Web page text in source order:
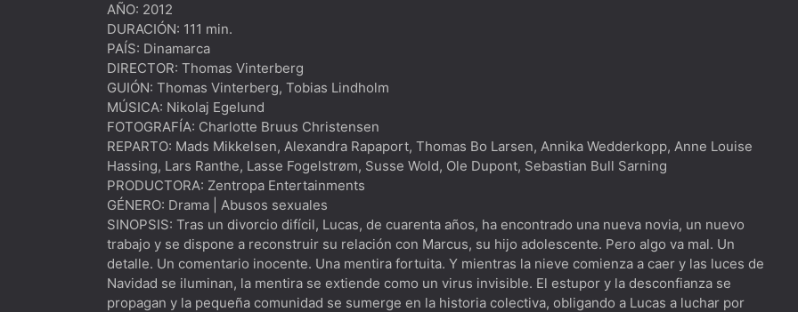
AÑO: 2012
DURACIÓN: 111 min.
PAÍS: Dinamarca
DIRECTOR: Thomas Vinterberg
GUIÓN: Thomas Vinterberg, Tobias Lindholm
MÚSICA: Nikolaj Egelund
FOTOGRAFÍA: Charlotte Bruus Christensen
REPARTO: Mads Mikkelsen, Alexandra Rapaport, Thomas Bo Larsen, Annika Wedderkopp, Anne Louise
Hassing, Lars Ranthe, Lasse Fogelstrøm, Susse Wold, Ole Dupont, Sebastian Bull Sarning
PRODUCTORA: Zentropa Entertainments
GÉNERO: Drama | Abusos sexuales
SINOPSIS: Tras un divorcio difícil, Lucas, de cuarenta años, ha encontrado una nueva novia, un nuevo
trabajo y se dispone a reconstruir su relación con Marcus, su hijo adolescente. Pero algo va mal. Un
detalle. Un comentario inocente. Una mentira fortuita. Y mientras la nieve comienza a caer y las luces de
Navidad se iluminan, la mentira se extiende como un virus invisible. El estupor y la desconfianza se
propagan y la pequeña comunidad se sumerge en la historia colectiva, obligando a Lucas a luchar por